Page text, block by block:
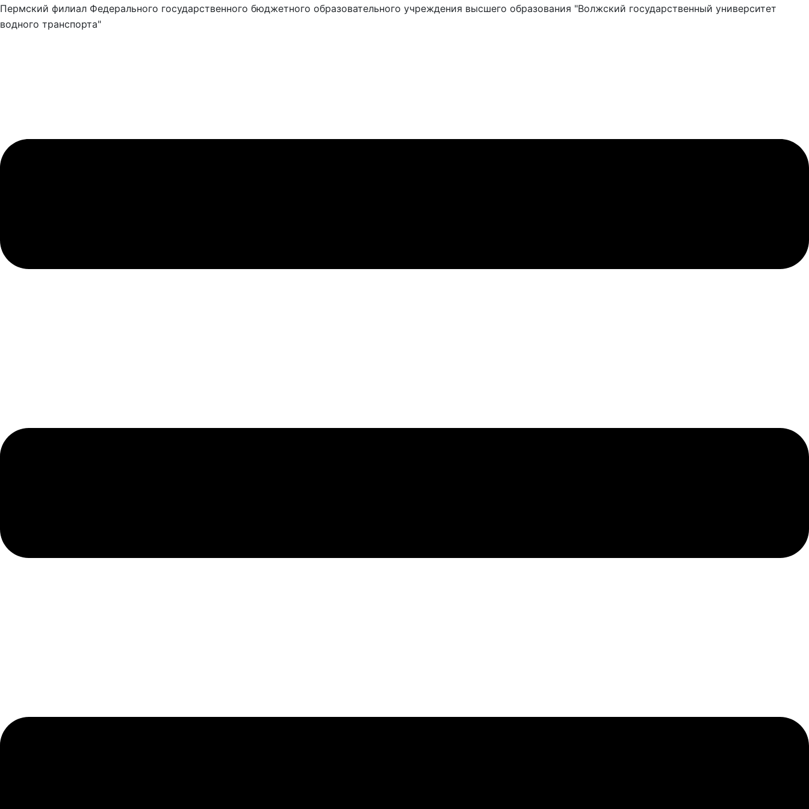
Пермский филиал Федерального государственного бюджетного образовательного учреждения высшего образования "Волжский государственный университет
водного транспорта"